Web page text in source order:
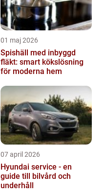
01 maj 2026
Spishäll med inbyggd
fläkt: smart kökslösning
för moderna hem
07 april 2026
Hyundai service - en
guide till bilvård och
underhåll